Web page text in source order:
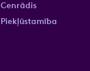
Cenrādis
Piekļūstamība